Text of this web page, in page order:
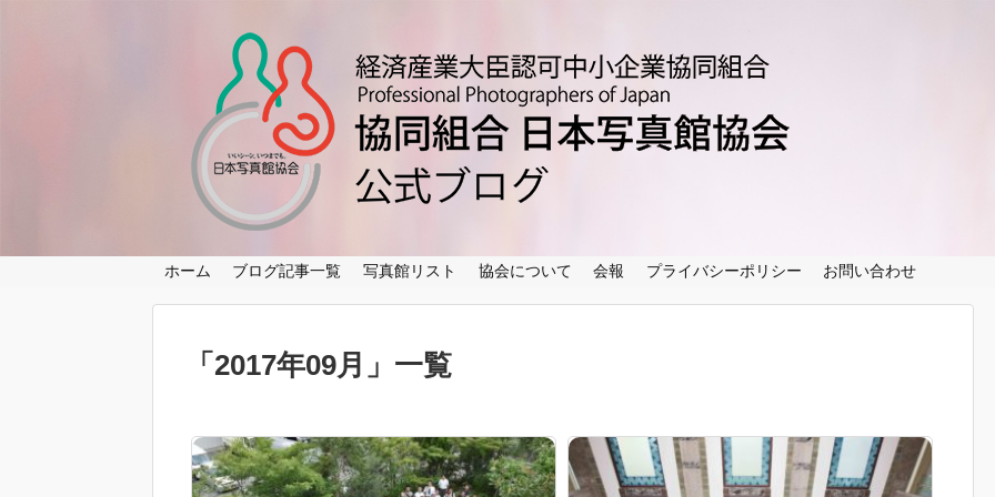
ホーム ブログ記事一覧 写真館リスト 協会について 会報 プライバシーポリシー お問い合わせ
「 2017年09月 」 一覧
ホーム
ブログ記事一覧
写真館リスト
会報